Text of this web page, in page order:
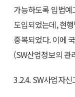
가능하도록 입법
도입되었는데, 현
중복되었다. 이에
(SW산업정보의 관
3.2.4. SW사업자